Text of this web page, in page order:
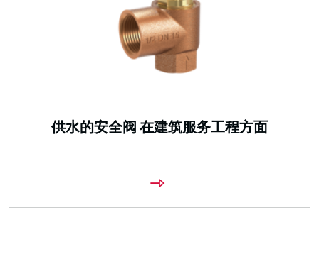
供水的安全阀 在建筑服务工程方面